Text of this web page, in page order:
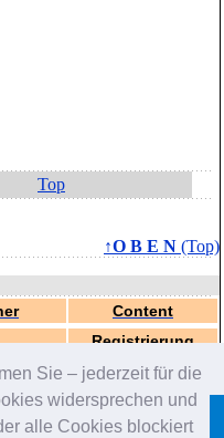
Sie – jederzeit für die
widersprechen und
alle Cookies blockiert
Top
↑O B E N (Top)
Content
Registrierung